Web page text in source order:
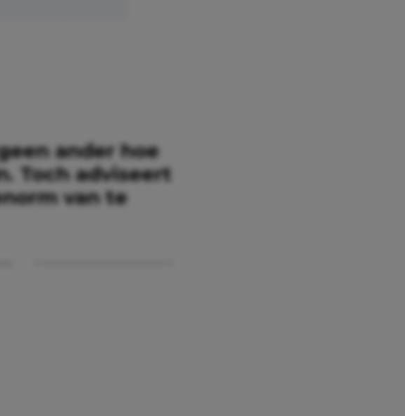
ander hoe
Toch adviseert
van te